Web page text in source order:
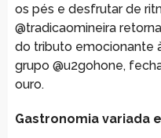
os pés e desfrutar de
@tradicaomineira
do tributo emocionante
grupo @u2gohone,
ouro.
Gastronomia variada